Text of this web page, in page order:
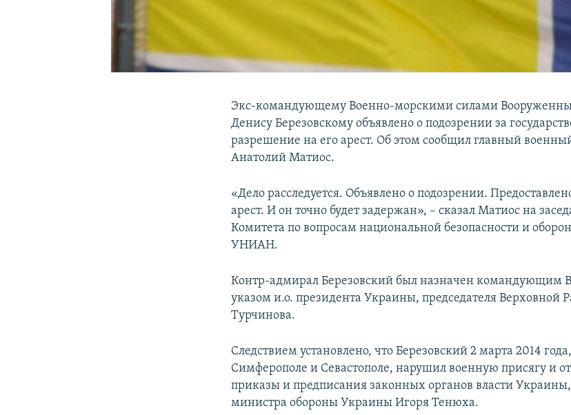
Экс-командующему Военно-морскими силами
Денису Березовскому объявлено о подозрении за
разрешение на его арест. Об этом сообщил главный
Анатолий Матиос.
«Дело расследуется. Объявлено о подозрении.
арест. И он точно будет задержан», – сказал Матиос на
Комитета по вопросам национальной безопасности и
УНИАН.
Контр-адмирал Березовский был назначен командующим
указом и.о. президента Украины, председателя Верховной
Турчинова.
Следствием установлено, что Березовский 2 марта 2014
Симферополе и Севастополе, нарушил военную присягу и
приказы и предписания законных органов власти
министра обороны Украины Игоря Тенюха.